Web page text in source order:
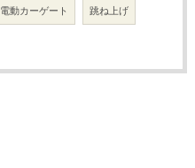
電動カーゲート 跳ね上げ